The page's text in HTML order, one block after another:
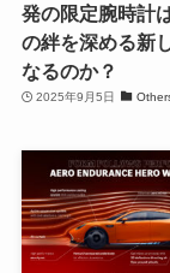
発の限定腕時計
の絆を深める新
なるのか？
2025年9月5日